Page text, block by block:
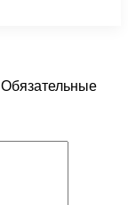
Обязательные